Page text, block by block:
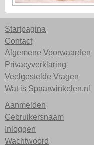
Startpagina
Contact
Algemene Voorwaarden
Privacyverklaring
Veelgestelde Vragen
Wat is Spaarwinkelen.nl
Aanmelden
Gebruikersnaam
Inloggen
Wachtwoord